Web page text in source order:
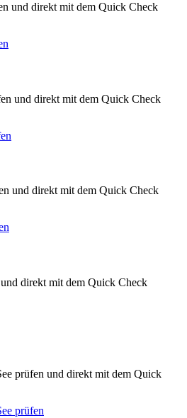
und direkt mit dem Quick Check
und direkt mit dem Quick Check
und direkt mit dem Quick Check
direkt mit dem Quick Check
prüfen und direkt mit dem Quick
prüfen